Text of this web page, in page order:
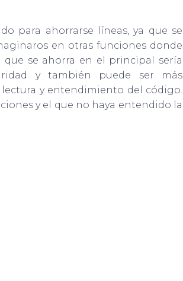
para ahorrarse líneas, ya que se
en otras funciones donde
se ahorra en el principal sería
y también puede ser más
y entendimiento del código.
y el que no haya entendido la